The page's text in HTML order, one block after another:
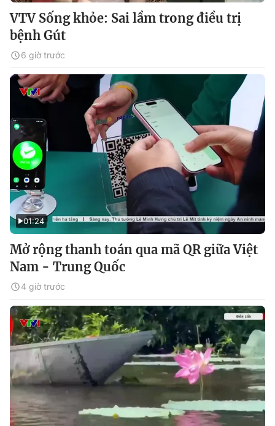
VTV Sống khỏe: Sai lầm trong điều trị
bệnh Gút
6 giờ trước
01:24
Mở rộng thanh toán qua mã QR giữa Việt
Nam - Trung Quốc
4 giờ trước